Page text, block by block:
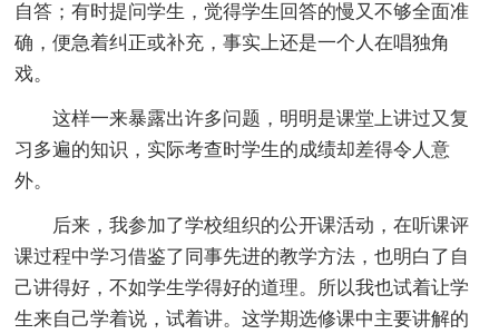
自答；有时提问学生，觉得学生回答的慢又不够全面准
确，便急着纠正或补充，事实上还是一个人在唱独角
戏。
这样一来暴露出许多问题，明明是课堂上讲过又复
习多遍的知识，实际考查时学生的成绩却差得令人意
外。
后来，我参加了学校组织的公开课活动，在听课评
课过程中学习借鉴了同事先进的教学方法，也明白了自
己讲得好，不如学生学得好的道理。所以我也试着让学
生来自己学着说，试着讲。这学期选修课中主要讲解的